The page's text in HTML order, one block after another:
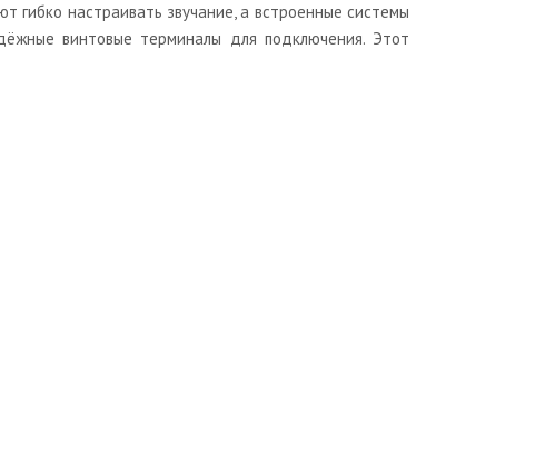
гибко настраивать звучание, а встроенные системы
винтовые терминалы для подключения. Этот